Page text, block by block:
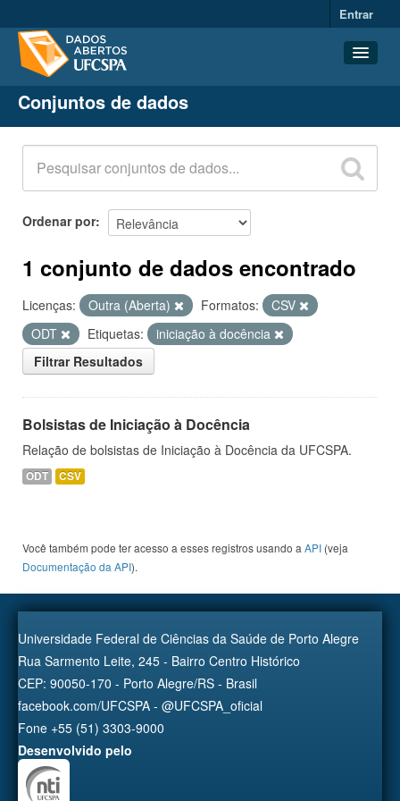
Entrar
Conjuntos de dados
Organizações
Grupos
Sobre
Conjuntos de dados
Ordenar por
1 conjunto de dados encontrado
Licenças: Outra (Aberta) Formatos:
CSV
ODT
Etiquetas:
iniciação à docência
Filtrar Resultados
Bolsistas de Iniciação à Docência
Relação de bolsistas de Iniciação à Docência da UFCSPA.
ODT CSV
Você também pode ter acesso a esses registros usando a API (veja
Documentação da API).
Universidade Federal de Ciências da Saúde de Porto Alegre
Rua Sarmento Leite, 245 - Bairro Centro Histórico
CEP: 90050-170 - Porto Alegre/RS - Brasil
facebook.com/UFCSPA - @UFCSPA_oficial
Fone +55 (51) 3303-9000
Desenvolvido pelo